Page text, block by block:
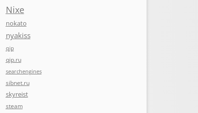
Nixe
nokato
nyakiss
qip
qip.ru
searchengines
sibnet.ru
skyreist
steam